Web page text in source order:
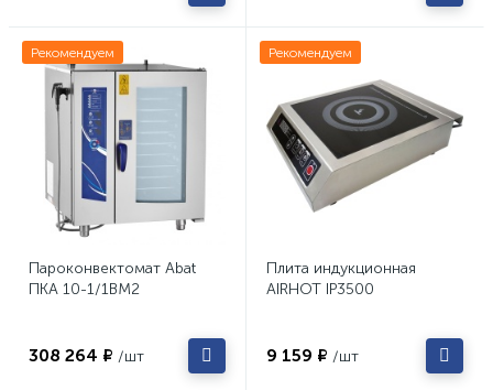
Рекомендуем
Пароконвектомат Abat
ПКА 10-1/1ВМ2
308 264 ₽ /шт
Рекомендуем
Плита индукционная
AIRHOT IP3500
9 159 ₽ /шт